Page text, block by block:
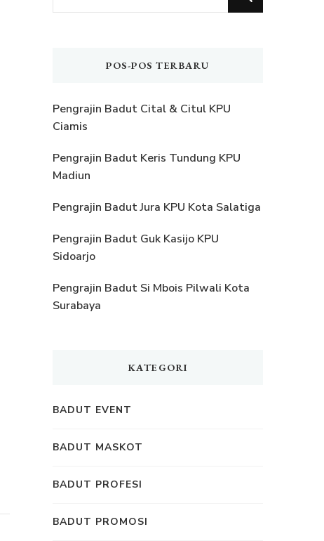
Sesuatu?
POS-POS TERBARU
Pengrajin Badut Cital & Citul KPU
Ciamis
Pengrajin Badut Keris Tundung KPU
Madiun
Pengrajin Badut Jura KPU Kota Salatiga
Pengrajin Badut Guk Kasijo KPU
Sidoarjo
Pengrajin Badut Si Mbois Pilwali Kota
Surabaya
KATEGORI
BADUT EVENT
BADUT MASKOT
BADUT PROFESI
BADUT PROMOSI